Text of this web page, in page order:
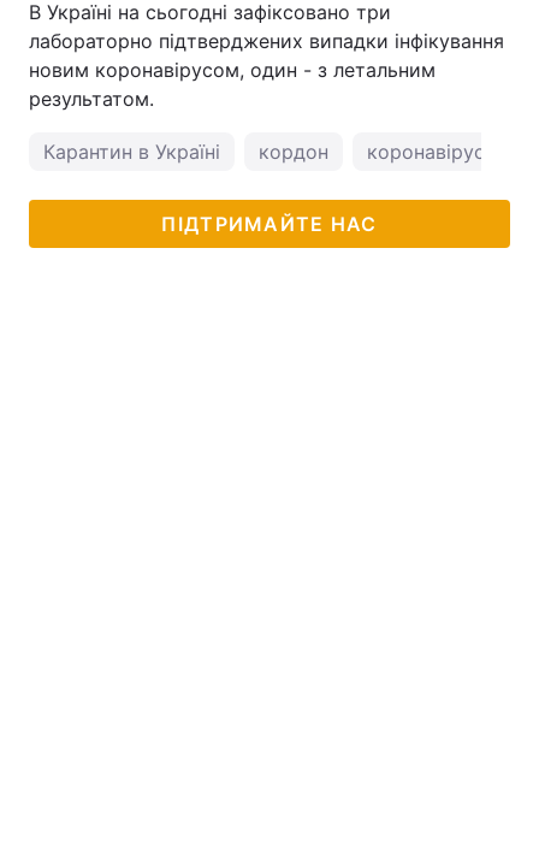
В Україні на сьогодні зафіксовано три
лабораторно підтверджених випадки інфікування
новим коронавірусом, один - з летальним
результатом.
Карантин в Україні кордон коронавірус в
ПІДТРИМАЙТЕ НАС